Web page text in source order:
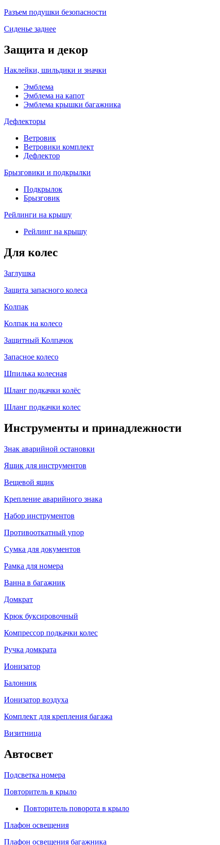
Разъем подушки безопасности
Сиденье заднее
Защита и декор
Наклейки, шильдики и значки
Эмблема
Эмблема на капот
Эмблема крышки багажника
Дефлекторы
Ветровик
Ветровики комплект
Дефлектор
Брызговики и подкрылки
Подкрылок
Брызговик
Рейлинги на крышу
Рейлинг на крышу
Для колес
Заглушка
Защита запасного колеса
Колпак
Колпак на колесо
Защитный Колпачок
Запасное колесо
Шпилька колесная
Шланг подкачки колёс
Шланг подкачки колес
Инструменты и принадлежности
Знак аварийной остановки
Ящик для инструментов
Вещевой ящик
Крепление аварийного знака
Набор инструментов
Противооткатный упор
Сумка для документов
Рамка для номера
Ванна в багажник
Домкрат
Крюк буксировочный
Компрессор подкачки колес
Ручка домкрата
Ионизатор
Балонник
Ионизатор воздуха
Комплект для крепления багажа
Визитница
Автосвет
Подсветка номера
Повторитель в крыло
Повторитель поворота в крыло
Плафон освещения
Плафон освещения багажника